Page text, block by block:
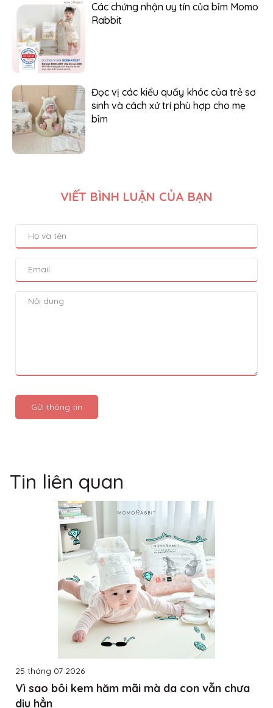
Các chứng nhận uy tín của bỉm Momo
Rabbit
Đọc vị các kiểu quấy khóc của trẻ sơ
sinh và cách xử trí phù hợp cho mẹ
bỉm
VIẾT BÌNH LUẬN CỦA BẠN
Gửi thông tin
Tin liên quan
25 tháng 07 2026
Vì sao bôi kem hăm mãi mà da con vẫn chưa
dịu hẳn